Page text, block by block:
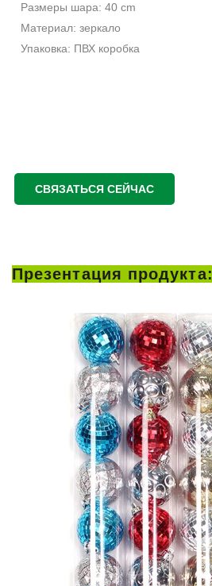
Размеры шара: 40 cm
Материал: зеркало
Упаковка: ПВХ коробка
СВЯЗАТЬСЯ СЕЙЧАС
Презентация продукта: